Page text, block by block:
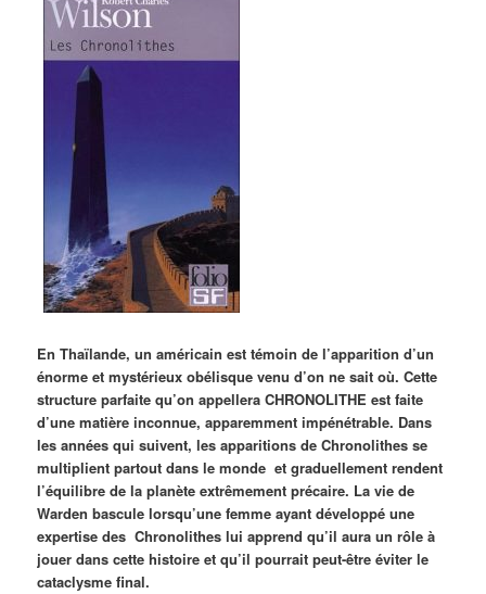
En Thaïlande, un américain est témoin de l’apparition d’un
énorme et mystérieux obélisque venu d’on ne sait où. Cette
structure parfaite qu’on appellera CHRONOLITHE est faite
d’une matière inconnue, apparemment impénétrable. Dans
les années qui suivent, les apparitions de Chronolithes se
multiplient partout dans le monde et graduellement rendent
l’équilibre de la planète extrêmement précaire. La vie de
Warden bascule lorsqu’une femme ayant développé une
expertise des Chronolithes lui apprend qu’il aura un rôle à
jouer dans cette histoire et qu’il pourrait peut-être éviter le
cataclysme final.